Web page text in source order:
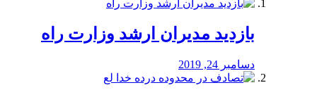
بازدید مدیران ارشد وزارت راه
دسامبر 24, 2019